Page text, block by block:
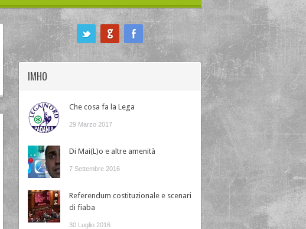
IMHO
Che cosa fa la Lega
29 Marzo 2017
Di Mai(L)o e altre amenità
7 Settembre 2016
Referendum costituzionale e scenari
di fiaba
30 Luglio 2016